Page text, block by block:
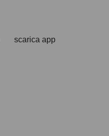
scarica app